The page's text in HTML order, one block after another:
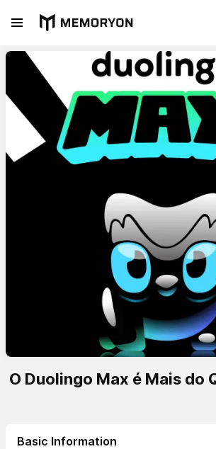
O Duolingo Max é Mais do
Basic Information